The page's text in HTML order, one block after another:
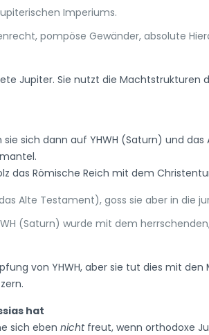
Imperiums.
pompöse Gewänder, absolute
Jupiter. Sie nutzt die Machtstrukturen
sich dann auf YHWH (Saturn) und
das Römische Reich mit dem
Alte Testament), goss sie aber in die
(Saturn) wurde mit dem
von YHWH, aber sie tut dies mit
hat
sich eben nichtfreut, wenn orthodoxe